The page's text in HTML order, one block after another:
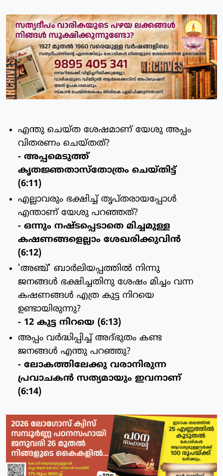
എന്തു ചെയ്ത ശേഷമാണ് യേശു അപ്പം
വിതരണം ചെയ്തത്?
- അപ്പമെടുത്ത്
കൃതജ്ഞതാസ്‌തോത്രം ചെയ്തിട്ട്
(6:11)
എല്ലാവരും ഭക്ഷിച്ച് തൃപ്തരായപ്പോള്‍
എന്താണ് യേശു പറഞ്ഞത്?
- ഒന്നും നഷ്ടപ്പെടാതെ മിച്ചമുള്ള
കഷണങ്ങളെല്ലാം ശേഖരിക്കുവിന്‍
(6:12)
'അഞ്ച്' ബാര്‍ലിയപ്പത്തില്‍ നിന്നു
ജനങ്ങള്‍ ഭക്ഷിച്ചതിനു ശേഷം മിച്ചം വന്ന
കഷണങ്ങള്‍ എത്ര കുട്ട നിറയെ
ഉണ്ടായിരുന്നു?
- 12 കുട്ട നിറയെ (6:13)
അപ്പം വര്‍ദ്ധിപ്പിച്ച് അദ്ഭുതം കണ്ട
ജനങ്ങള്‍ എന്തു പറഞ്ഞു?
- ലോകത്തിലേക്കു വരാനിരുന്ന
പ്രവാചകന്‍ സത്യമായും ഇവനാണ്
(6:14)